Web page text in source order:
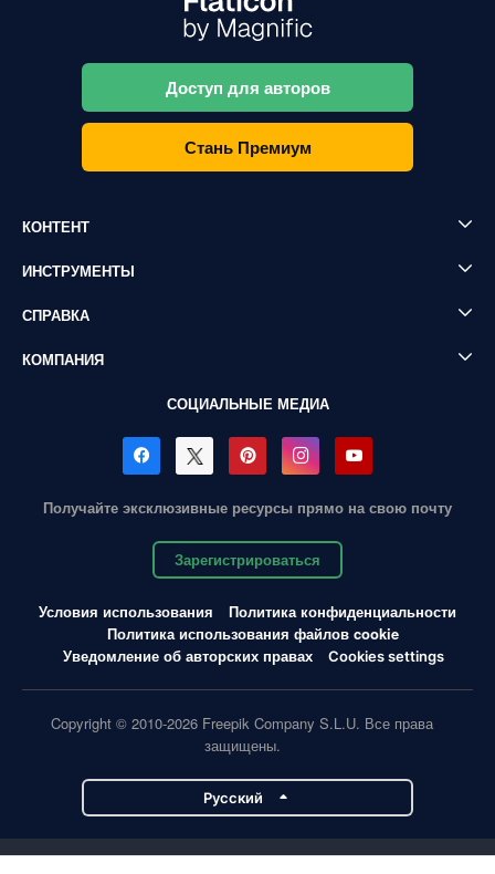
Доступ для авторов
Стань Премиум
КОНТЕНТ
ИНСТРУМЕНТЫ
СПРАВКА
КОМПАНИЯ
СОЦИАЛЬНЫЕ МЕДИА
Получайте эксклюзивные ресурсы прямо на свою почту
Зарегистрироваться
Условия использования
Политика конфиденциальности
Политика использования файлов cookie
Уведомление об авторских правах
Cookies settings
Copyright © 2010-2026 Freepik Company S.L.U. Все права
защищены.
Pусский